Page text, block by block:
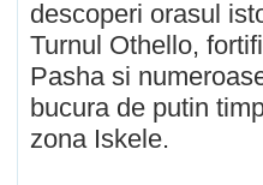
descoperi orasul
Turnul Othello,
Pasha si
bucura de putin
zona Iskele.